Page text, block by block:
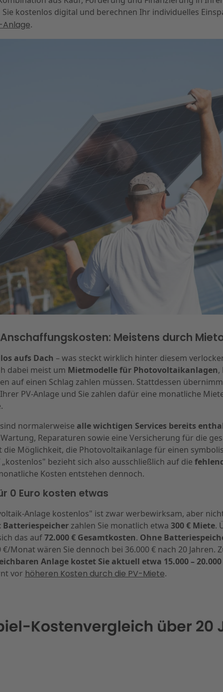
kostenlos digital und berechnen Ihr individuelles
.
Meistens durch
aufs Dach – was steckt wirklich hinter diesem
dabei meist um Mietmodelle für Photovoltaikanlagen,
auf einen Schlag zahlen müssen. Stattdessen
PV-Anlage und Sie zahlen dafür eine monatliche
normalerweise alle wichtigen Services bereits
Reparaturen sowie eine Versicherung für die
die Möglichkeit, die Photovoltaikanlage für einen
bezieht sich also ausschließlich auf die
Kosten entstehen dennoch.
0 Euro kosten etwas
Anlage kostenlos" ist zwar werbewirksam, aber
Batteriespeicherzahlen Sie monatlich etwa 300 € Miete.
das auf72.000 € Gesamtkosten. Ohne
Monat wären Sie dennoch bei 36.000 € nach 20 Jahren.
Anlage kostet Sie aktuell etwa 15.000 –
vor höheren Kosten durch die PV-Miete.